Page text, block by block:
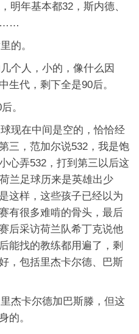
明年基本都32，斯内德、
……
的。
个人，小的，像什么因
生代，剩下全是90后。
。
现在中间是空的，恰恰经
三，范加尔说532，我是饱
心弄532，打到第三以后这
兰足球历来是英雄出少
这样，这些孩子已经以为
有很多难啃的骨头，最后
后采访荷兰队希丁克说他
能找的教练都用遍了，剩
，包括里杰卡尔德、巴斯
杰卡尔德加巴斯滕，但这
的。